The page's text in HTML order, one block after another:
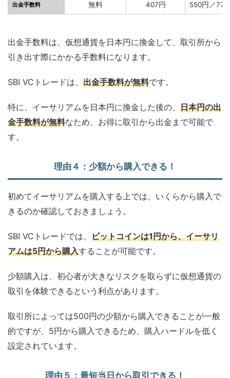
出金手数料 無料 407円 550円／
出金手数料は、仮想通貨を日本円に換金して、取引所から
引き出す際にかかる手数料になります。
SBI VCトレードは、 出金手数料が無料です。
特に、イーサリアムを日本円に換金した後の、 日本円の出
金手数料が無料なため、お得に取引から出金まで可能で
す。
理由４：少額から購入できる！
初めてイーサリアムを購入する上では、いくらから購入で
きるのか確認しておきましょう。
SBI VCトレードでは、 ビットコインは1円から、イーサリ
アムは5円から購入するこ とが可能です。
少額購入は、初心者が大きなリスクを取らずに仮想通貨の
取引を体験できるという利点があります。
取引所によっては500円の少額から購入できることが一般
的ですが、5円から購入できるため、購入ハードルを低く
設定されています。
理由５：最短当日から取引できる！